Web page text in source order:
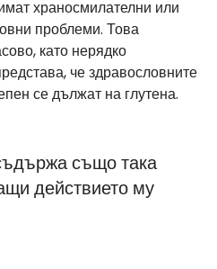
храносмилателни или
проблеми. Това
като нерядко
че здравословните
се дължат на глутена.
също така
действието му